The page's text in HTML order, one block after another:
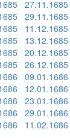
27.11.1685
29.11.1685
11.12.1685
13.12.1685
20.12.1685
26.12.1685
09.01.1686
12.01.1686
23.01.1686
29.01.1686
11.02.1686